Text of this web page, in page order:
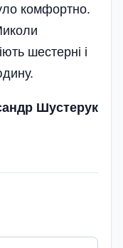
комфортно.
шестерні і
Шустерук